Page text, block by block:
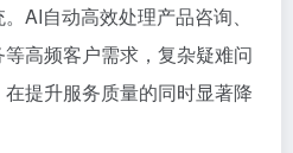
AI自动高效处理产品咨询、
高频客户需求，复杂疑难问
提升服务质量的同时显著降